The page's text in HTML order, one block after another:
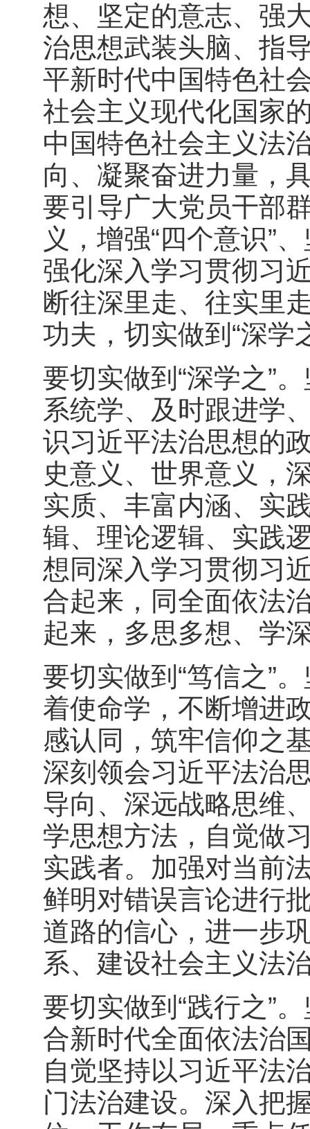
想、坚定的意志、强
治思想武装头脑、指
平新时代中国特色社
社会主义现代化国家
中国特色社会主义法
向、凝聚奋进力量，
要引导广大党员干部
义，增强“四个意识”
强化深入学习贯彻习
断往深里走、往实里
功夫，切实做到“深学
要切实做到“深学之”
系统学、及时跟进学
识习近平法治思想的
史意义、世界意义，
实质、丰富内涵、实
辑、理论逻辑、实践
想同深入学习贯彻习
合起来，同全面依法
起来，多思多想、学
要切实做到“笃信之”
着使命学，不断增进
感认同，筑牢信仰之
深刻领会习近平法治
导向、深远战略思维
学思想方法，自觉做
实践者。加强对当前
鲜明对错误言论进行
道路的信心，进一步
系、建设社会主义法
要切实做到“践行之”
合新时代全面依法治
自觉坚持以习近平法
门法治建设。深入把